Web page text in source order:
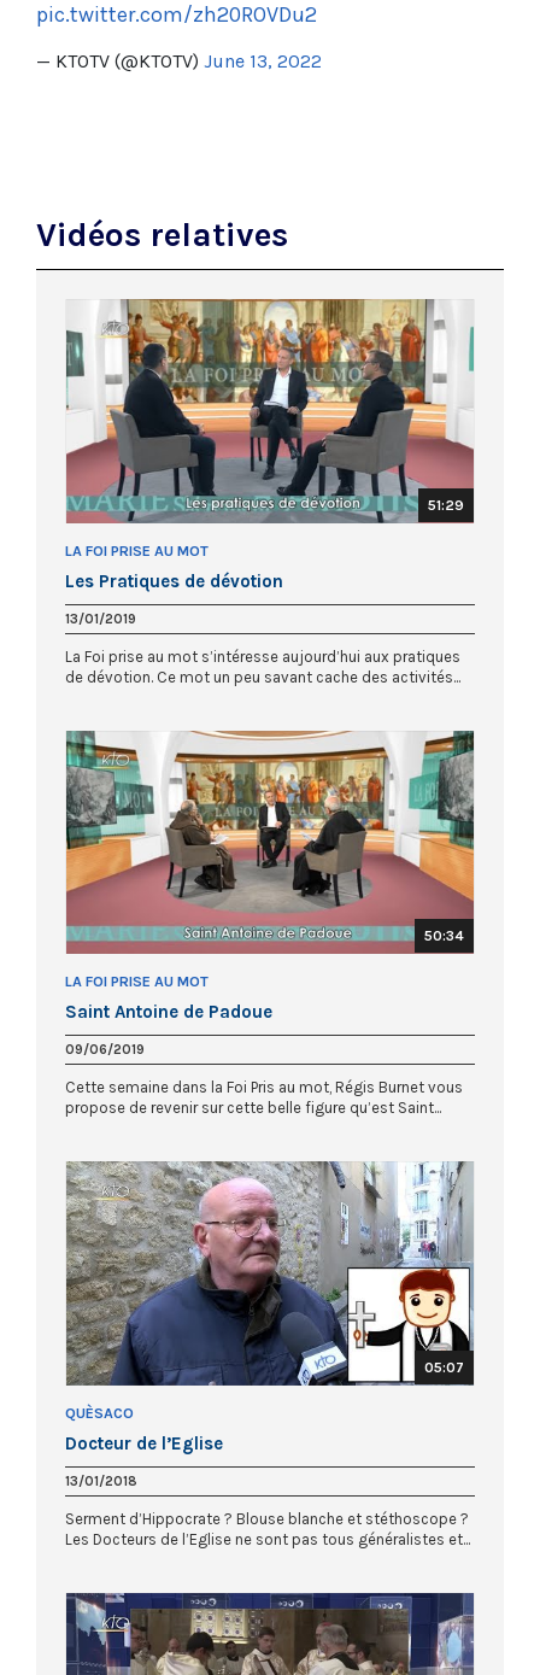
pic.twitter.com/zh20ROVDu2
— KTOTV (@KTOTV) June 13, 2022
Vidéos relatives
51:29
LA FOI PRISE AU MOT
Les Pratiques de dévotion
13/01/2019
La Foi prise au mot s’intéresse aujourd’hui aux pratiques
de dévotion. Ce mot un peu savant cache des activités...
50:34
LA FOI PRISE AU MOT
Saint Antoine de Padoue
09/06/2019
Cette semaine dans la Foi Pris au mot, Régis Burnet vous
propose de revenir sur cette belle figure qu’est Saint...
05:07
QUÈSACO
Docteur de l’Eglise
13/01/2018
Serment d’Hippocrate ? Blouse blanche et stéthoscope ?
Les Docteurs de l’Eglise ne sont pas tous généralistes et...